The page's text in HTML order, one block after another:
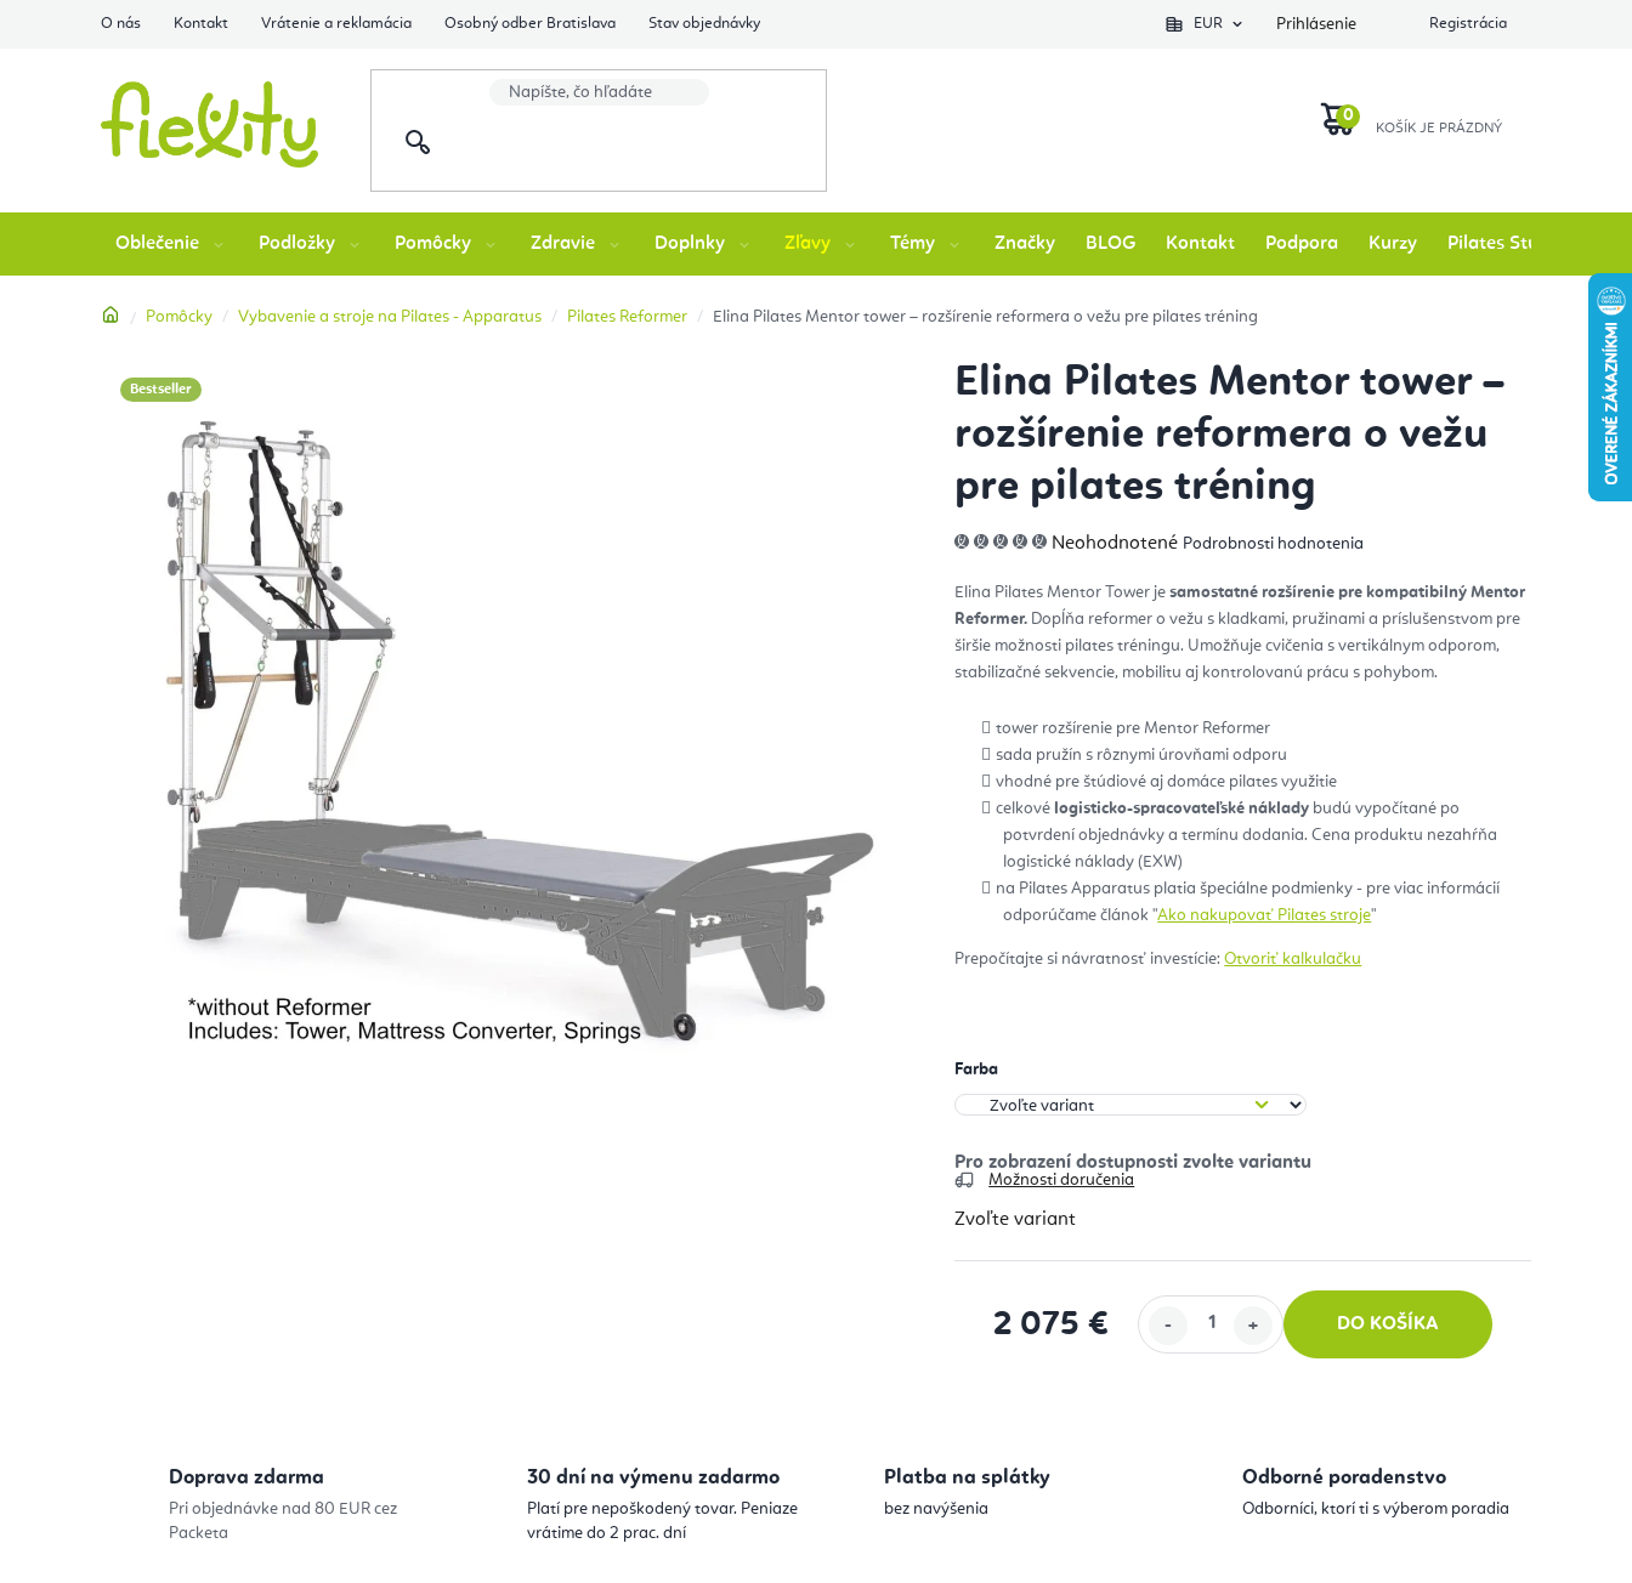
O nás Kontakt Vrátenie a reklamácia Osobný odber Bratislava Stav objednávky EUR Prihlásenie Registrácia
KOŠÍK
Oblečenie Podložky Pomôcky Zdravie Doplnky Zľavy Témy Značky BLOG Kontakt Podpora Kurzy Pilates Studio
DomovPomôcky Vybavenie a stroje na Pilates - Apparatus Pilates Reformer Elina Pilates Mentor tower – rozšírenie reformera o vežu pre pilates tréning
Elina Pilates Mentor tower –
rozšírenie reformera o vežu
pre pilates tréning
Priemerné
hodnotenie
0,0
5
hviezdičiek.
Neohodnotené Podrobnosti hodnotenia
Elina Pilates Mentor Tower jesamostatné rozšírenie pre kompatibilný Mentor
Reformer. Dopĺňa reformer o vežu s kladkami, pružinami a príslušenstvom pre
širšie možnosti pilates tréningu. Umožňuje cvičenia s vertikálnym odporom,
stabilizačné sekvencie, mobilitu aj kontrolovanú prácu s pohybom.
tower rozšírenie pre Mentor Reformer
sada pružín s rôznymi úrovňami odporu
vhodné pre štúdiové aj domáce pilates využitie
celkové logisticko-spracovateľské náklady budú vypočítané po
potvrdení objednávky a termínu dodania. Cena produktu nezahŕňa
logistické náklady (EXW)
na Pilates Apparatus platia špeciálne podmienky - pre viac informácií
odporúčame článok "Ako nakupovať Pilates stroje"
Prepočítajte si návratnosť investície:Otvoriť kalkulačku
Farba
Možnosti doručenia
Zvoľte variant
2 075 € DO KOŠÍKA
Bestseller
Doprava zdarma
Pri objednávke nad 80 EUR cez
Packeta
30 dní na výmenu zadarmo
Platí pre nepoškodený tovar. Peniaze
vrátime do 2 prac. dní
Platba na splátky
bez navýšenia
Odborné poradenstvo
Odborníci, ktorí ti s výberom poradia